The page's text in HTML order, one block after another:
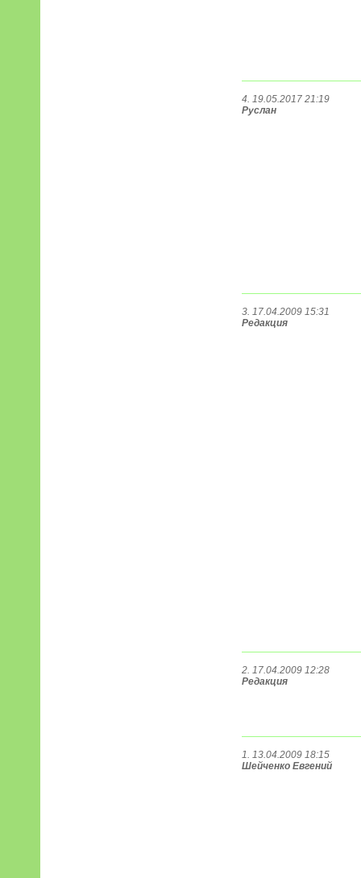
4. 19.05.2017 21:19
Руслан
3. 17.04.2009 15:31
Редакция
2. 17.04.2009 12:28
Редакция
1. 13.04.2009 18:15
Шейченко Евгений